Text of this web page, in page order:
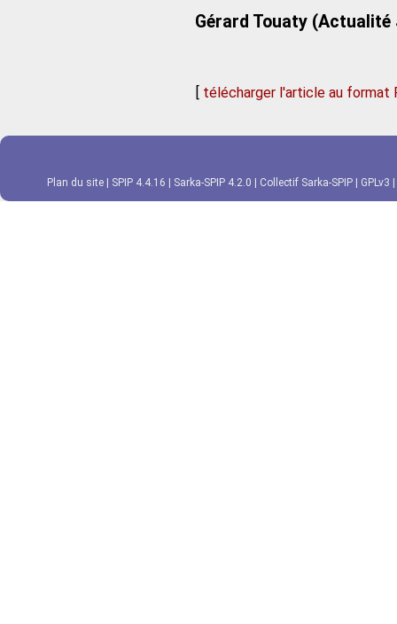
Gérard Touaty (Actualité
[ télécharger l'article au format
Plan du site SPIP 4.4.16 Sarka-SPIP 4.2.0 Collectif Sarka-SPIP GPLv3